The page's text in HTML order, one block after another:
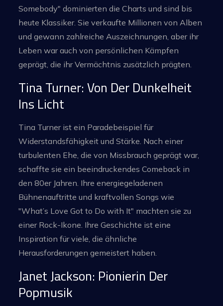
Somebody" dominierten die Charts und sind bis
heute Klassiker. Sie verkaufte Millionen von Alben
und gewann zahlreiche Auszeichnungen, aber ihr
Leben war auch von persönlichen Kämpfen
geprägt, die ihr Vermächtnis zusätzlich prägten.
Tina Turner: Von Der Dunkelheit
Ins Licht
Tina Turner ist ein Paradebeispiel für
Widerstandsfähigkeit und Stärke. Nach einer
turbulenten Ehe, die von Missbrauch geprägt war,
schaffte sie ein beeindruckendes Comeback in
den 80er Jahren. Ihre energiegeladenen
Bühnenauftritte und kraftvollen Songs wie
"What’s Love Got to Do with It" machten sie zu
einer Rock-Ikone. Ihre Geschichte ist eine
Inspiration für viele, die ähnliche
Herausforderungen gemeistert haben.
Janet Jackson: Pionierin Der
Popmusik